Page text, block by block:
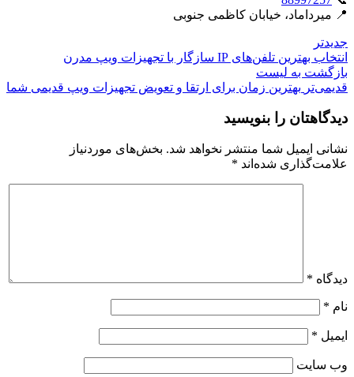
📍 میرداماد، خیابان کاظمی جنوبی
جدیدتر
انتخاب بهترین تلفن‌های IP سازگار با تجهیزات ویپ مدرن
بازگشت بە لیست
قدیمی‌تر بهترین زمان برای ارتقا و تعویض تجهیزات ویپ قدیمی شما
دیدگاهتان را بنویسید
نشانی ایمیل شما منتشر نخواهد شد. بخش‌های موردنیاز
علامت‌گذاری شده‌اند *
دیدگاه *
نام *
ایمیل *
وب‌ سایت